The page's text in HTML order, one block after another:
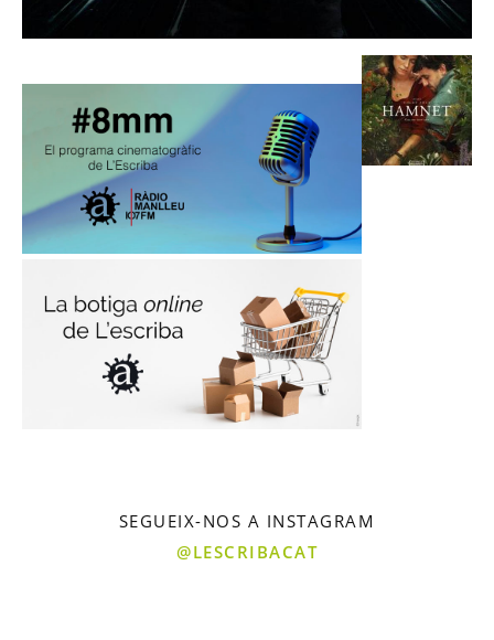
SEGUEIX-NOS A INSTAGRAM
@LESCRIBACAT